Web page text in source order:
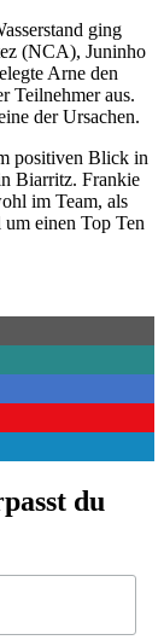
ging
(NCA), Juninho
Arne den
Teilnehmer aus.
der Ursachen.
positiven Blick in
Biarritz. Frankie
im Team, als
einen Top Ten
du